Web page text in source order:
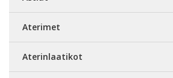
Aterimet
Aterinlaatikot